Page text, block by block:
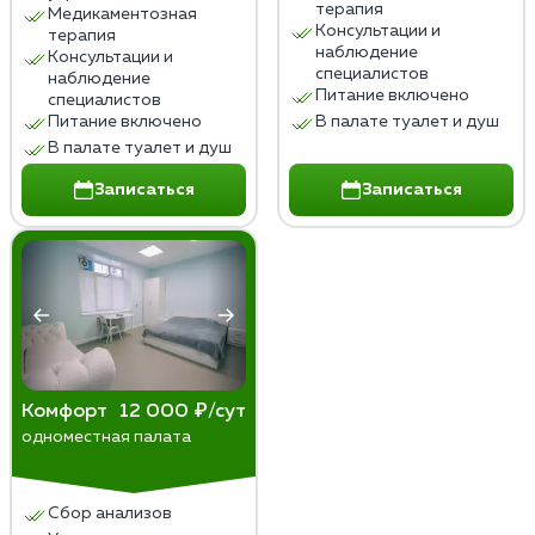
Медикаментозная
терапия
Консультации и
наблюдение
специалистов
Питание включено
В палате туалет и душ
Записаться
терапия
Консультации и
наблюдение
специалистов
Питание включено
В палате туалет и душ
Записаться
Комфорт 12 000 ₽/сут
одноместная палата
Сбор анализов